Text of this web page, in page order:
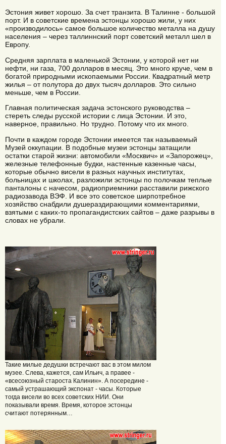
Эстония живет хорошо. За счет транзита. В Талинне - большой
порт. И в советские времена эстонцы хорошо жили, у них
«производилось» самое большое количество металла на душу
населения – через таллиннский порт советский металл шел в
Европу.
Средняя зарплата в маленькой Эстонии, у которой нет ни
нефти, ни газа, 700 долларов в месяц. Это много круче, чем в
богатой природными ископаемыми России. Квадратный метр
жилья – от полутора до двух тысяч долларов. Это сильно
меньше, чем в России.
Главная политическая задача эстонского руководства –
стереть следы русской истории с лица Эстонии. И это,
наверное, правильно. Но трудно. Потому что их много.
Почти в каждом городе Эстонии имеется так называемый
Музей оккупации. В подобные музеи эстонцы затащили
остатки старой жизни: автомобили «Москвич» и «Запорожец»,
железные телефонные будки, настенные казенные часы,
которые обычно висели в разных научных институтах,
больницах и школах, разложили эстонцы по полочкам теплые
панталоны с начесом, радиоприемники расставили рижского
радиозавода ВЭФ. И все это советское ширпотребное
хозяйство снабдили душераздирающими комментариями,
взятыми с каких-то пропагандистских сайтов – даже разрывы в
словах не убрали.
Такие милые дедушки встречают вас в этом милом
музее. Слева, кажется, сам Ильич, а правее -
«всесоюзный староста Калинин». А посередине -
самый устрашающий экспонат - часы. Которые
тогда висели во всех советских НИИ. Они
показывали время. Время, которое эстонцы
считают потерянным…